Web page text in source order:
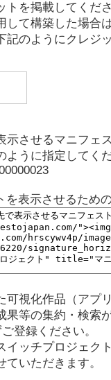
を掲載してくださ
て構築した場合
のようにクレジ
させるマニフェ
うに指定してくだ
表示させるため
視化作品（アプ
等の集約・検索が
登録ください。
ッチプロジェク
ていただきます。